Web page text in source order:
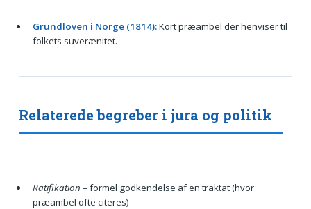
Grundloven i Norge (1814):Kort præambel der henviser til
folkets suverænitet.
Relaterede begreber i jura og politik
Ratifikation – formel godkendelse af en traktat (hvor
præambel ofte citeres)